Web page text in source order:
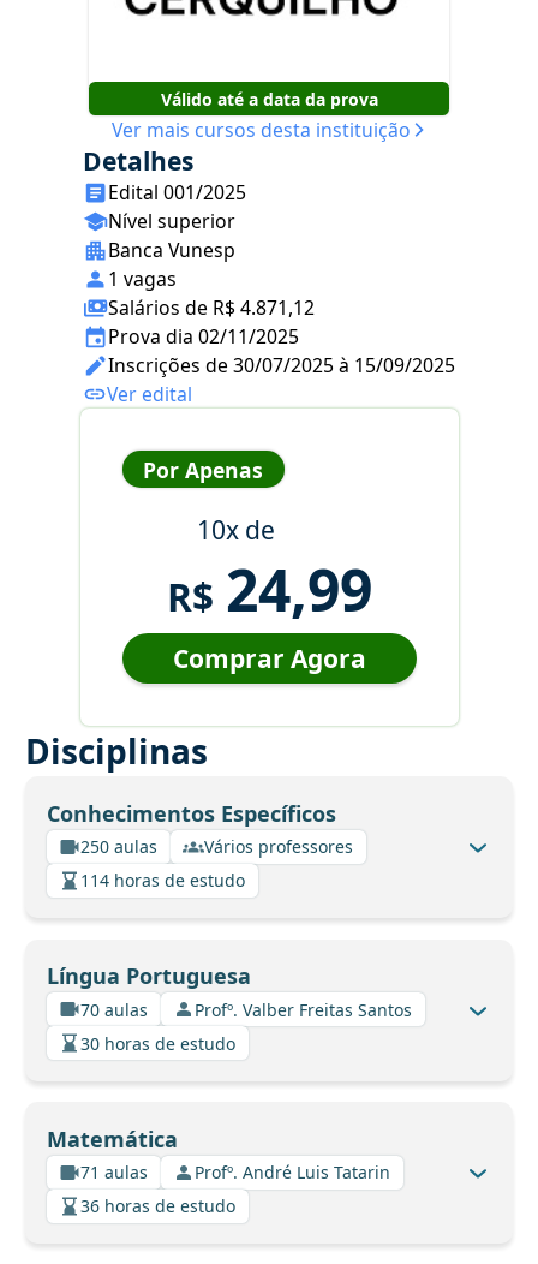
Válido até a data da prova
Ver mais cursos desta instituição
Detalhes
Edital 001/2025
Nível superior
Banca Vunesp
1 vagas
Salários de R$ 4.871,12
Prova dia 02/11/2025
Inscrições de 30/07/2025 à 15/09/2025
Ver edital
Por Apenas
10x de
R$ 24,99
Comprar Agora
Disciplinas
Conhecimentos Específicos
250 aulas
Vários professores
114 horas de estudo
Língua Portuguesa
70 aulas
Profº. Valber Freitas Santos
30 horas de estudo
Matemática
71 aulas
Profº. André Luis Tatarin
36 horas de estudo